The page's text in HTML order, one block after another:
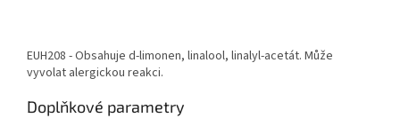
EUH208 - Obsahuje d-limonen, linalool, linalyl-acetát. Může
vyvolat alergickou reakci.
Doplňkové parametry